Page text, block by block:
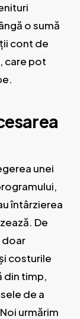
o sumă
cont de
care pot
unei
întârzierea
De
doar
costurile
din timp,
de a
urmărim